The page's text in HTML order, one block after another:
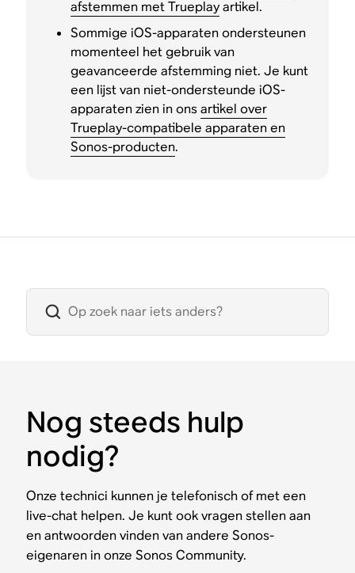
afstemmen met Trueplayartikel.
Sommige iOS-apparaten ondersteunen
momenteel het gebruik van
geavanceerde afstemming niet. Je kunt
een lijst van niet-ondersteunde iOS-
apparaten zien in onsartikel over
Trueplay-compatibele apparaten en
Sonos-producten.
Nog steeds hulp
nodig?
Onze technici kunnen je telefonisch of met een
live-chat helpen. Je kunt ook vragen stellen aan
en antwoorden vinden van andere Sonos-
eigenaren in onze Sonos Community.